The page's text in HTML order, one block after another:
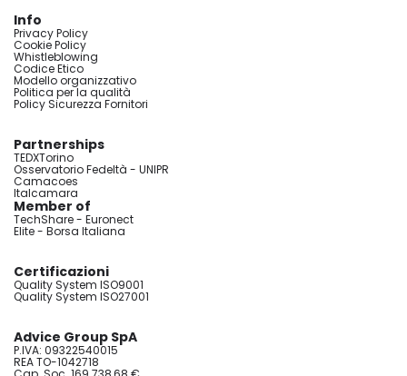
Info
Privacy Policy
Cookie Policy
Whistleblowing
Codice Etico
Modello organizzativo
Politica per la qualità
Policy Sicurezza Fornitori
Partnerships
TEDXTorino
Osservatorio Fedeltà - UNIPR
Camacoes
Italcamara
Member of
TechShare - Euronect
Elite - Borsa Italiana
Certificazioni
Quality System ISO9001
Quality System ISO27001
Advice Group SpA
P.IVA: 09322540015
REA TO-1042718